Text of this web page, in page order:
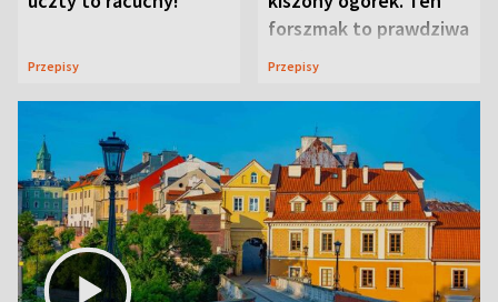
Przepisy
forszmak to prawdziwa
uczta
Przepisy